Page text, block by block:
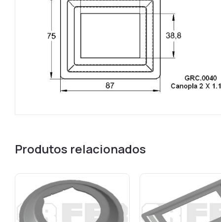
Produtos relacionados